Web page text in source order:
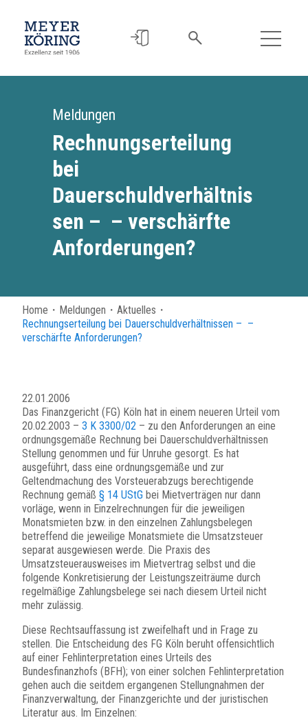
Meldungen
Rechnungserteilung
bei
Dauerschuldverhältnis
sen – – verschärfte
Anforderungen?
Home ・ Meldungen ・ Aktuelles ・
Rechnungserteilung bei Dauerschuldverhältnissen – –
verschärfte Anforderungen?
22.01.2006
Das Finanzgericht (FG) Köln hat in einem neueren Urteil vom
20.02.2003 – 3 K 3300/02 – zu den Anforderungen an eine
ordnungsgemäße Rechnung bei Dauerschuldverhältnissen
Stellung genommen und für Unruhe gesorgt. Es hat
ausgeführt, dass eine ordnungsgemäße und zur
Geltendmachung des Vorsteuerabzugs berechtigende
Rechnung gemäß § 14 UStG bei Mietverträgen nur dann
vorläge, wenn in Einzelrechnungen für die jeweiligen
Monatsmieten bzw. in den einzelnen Zahlungsbelegen
betreffend die jeweilige Monatsmiete die Umsatzsteuer
separat ausgewiesen werde. Die Praxis des
Umsatzsteuerausweises im Mietvertrag selbst und die
folgende Konkretisierung der Leistungszeiträume durch
regelmäßige Zahlungsbelege sei nach diesem Urteil nicht
mehr zulässig.
Diese Rechtsauffassung ist zweifelhaft und in Frage zu
stellen. Die Entscheidung des FG Köln beruht offensichtlich
auf einer Fehlinterpretation eines Urteils des
Bundesfinanzhofs (BFH); von einer solchen Fehlinterpretation
gehen auch die seitdem ergangenen Stellungnahmen der
Finanzverwaltung, der Finanzgerichte und der juristischen
Literatur aus. Im Einzelnen: